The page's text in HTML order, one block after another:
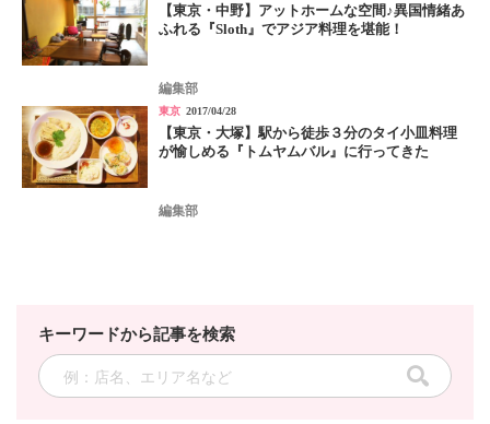
【東京・中野】アットホームな空間♪異国情緒あ
ふれる『Sloth』でアジア料理を堪能！
編集部
東京 2017/04/28
【東京・大塚】駅から徒歩３分のタイ小皿料理
が愉しめる『トムヤムバル』に行ってきた
編集部
キーワードから記事を検索